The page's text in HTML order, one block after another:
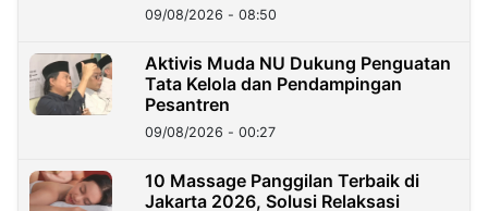
09/08/2026 - 08:50
Aktivis Muda NU Dukung Penguatan
Tata Kelola dan Pendampingan
Pesantren
09/08/2026 - 00:27
10 Massage Panggilan Terbaik di
Jakarta 2026, Solusi Relaksasi